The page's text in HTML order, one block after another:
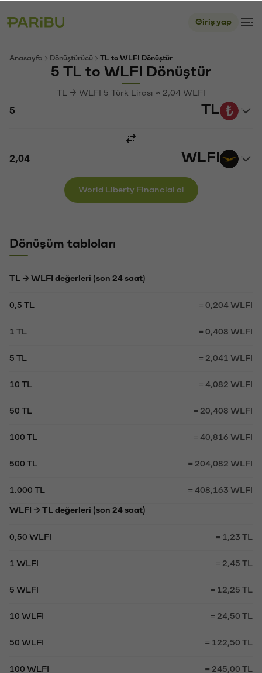
Giriş yap
Anasayfa Dönüştürücü TL to WLFI Dönüştür
5 TL to WLFI Dönüştür
TL → WLFI 5 Türk Lirası ≈ 2,04 WLFI
TL
WLFI
World Liberty Financial al
Dönüşüm tabloları
TL → WLFI değerleri (son 24 saat)
0,5 TL = 0,204 WLFI
1 TL = 0,408 WLFI
5 TL = 2,041 WLFI
10 TL = 4,082 WLFI
50 TL = 20,408 WLFI
100 TL = 40,816 WLFI
500 TL = 204,082 WLFI
1.000 TL = 408,163 WLFI
WLFI → TL değerleri (son 24 saat)
0,50 WLFI = 1,23 TL
1 WLFI = 2,45 TL
5 WLFI = 12,25 TL
10 WLFI = 24,50 TL
50 WLFI = 122,50 TL
100 WLFI = 245,00 TL